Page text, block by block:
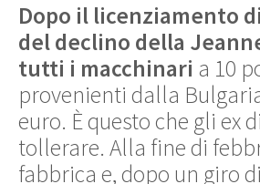
Dopo il licenziamento
del declino della
tutti i macchinari a 10
provenienti dalla
euro. È questo che gli
tollerare. Alla fine di
fabbrica e, dopo un giro